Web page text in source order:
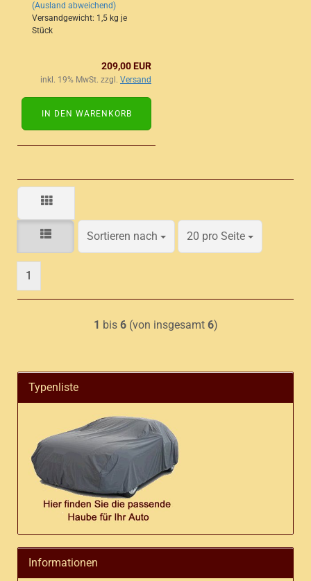
(Ausland abweichend)
Versandgewicht: 1,5 kg je
Stück
209,00 EUR
inkl. 19% MwSt. zzgl. Versand
IN DEN WARENKORB
Sortieren nach
Sortieren nach 20 pro Seite
pro Seite
1
1 bis 6(von insgesamt 6)
Typenliste
Informationen